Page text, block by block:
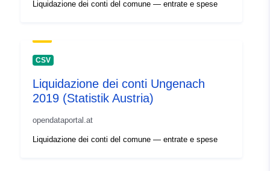
Liquidazione dei conti del comune — entrate e spese
CSV
Liquidazione dei conti Ungenach
2019 (Statistik Austria)
opendataportal.at
Liquidazione dei conti del comune — entrate e spese